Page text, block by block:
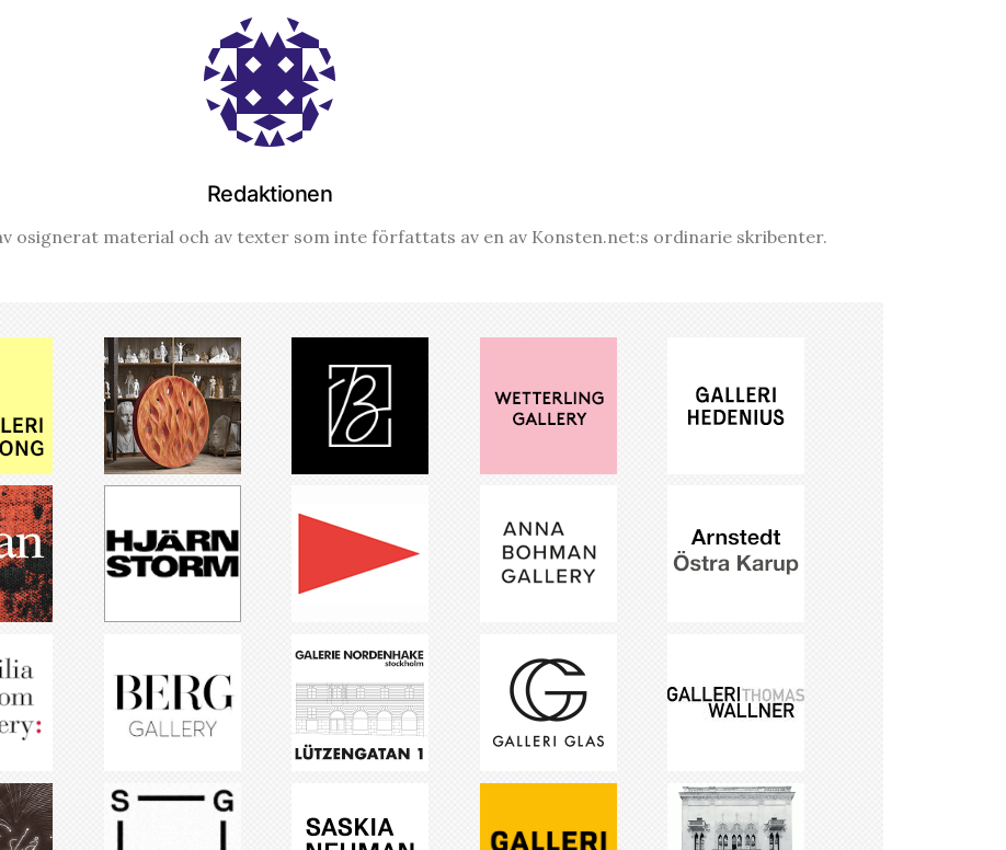
Redaktionen
osignerat material och av texter som inte författats av en av Konsten.net:s ordinarie skribenter.